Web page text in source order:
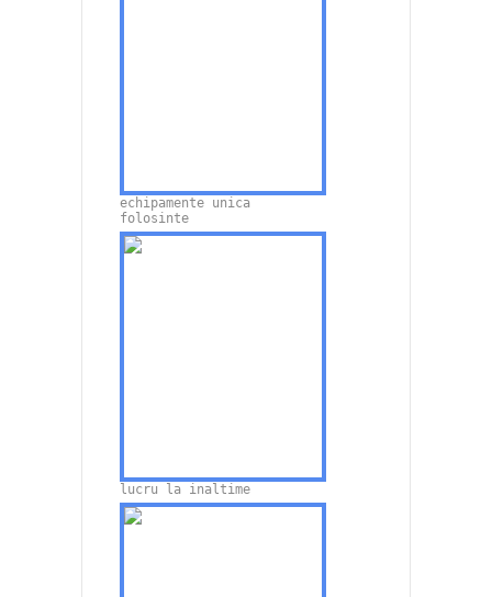
echipamente unica
folosinte
lucru la inaltime